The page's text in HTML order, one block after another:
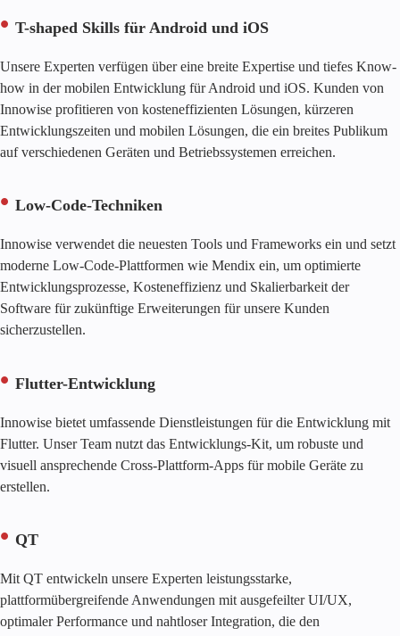
T-shaped Skills für Android und iOS
Unsere Experten verfügen über eine breite Expertise und tiefes Know-
how in der mobilen Entwicklung für Android und iOS. Kunden von
Innowise profitieren von kosteneffizienten Lösungen, kürzeren
Entwicklungszeiten und mobilen Lösungen, die ein breites Publikum
auf verschiedenen Geräten und Betriebssystemen erreichen.
Low-Code-Techniken
Innowise verwendet die neuesten Tools und Frameworks ein und setzt
moderne Low-Code-Plattformen wie Mendix ein, um optimierte
Entwicklungsprozesse, Kosteneffizienz und Skalierbarkeit der
Software für zukünftige Erweiterungen für unsere Kunden
sicherzustellen.
Flutter-Entwicklung
Innowise bietet umfassende Dienstleistungen für die Entwicklung mit
Flutter. Unser Team nutzt das Entwicklungs-Kit, um robuste und
visuell ansprechende Cross-Plattform-Apps für mobile Geräte zu
erstellen.
QT
Mit QT entwickeln unsere Experten leistungsstarke,
plattformübergreifende Anwendungen mit ausgefeilter UI/UX,
optimaler Performance und nahtloser Integration, die den